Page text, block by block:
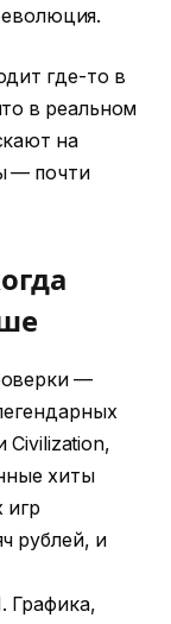
где-то в
в реальном
на
— почти
—
Civilization,
хиты
игр
рублей, и
Графика,